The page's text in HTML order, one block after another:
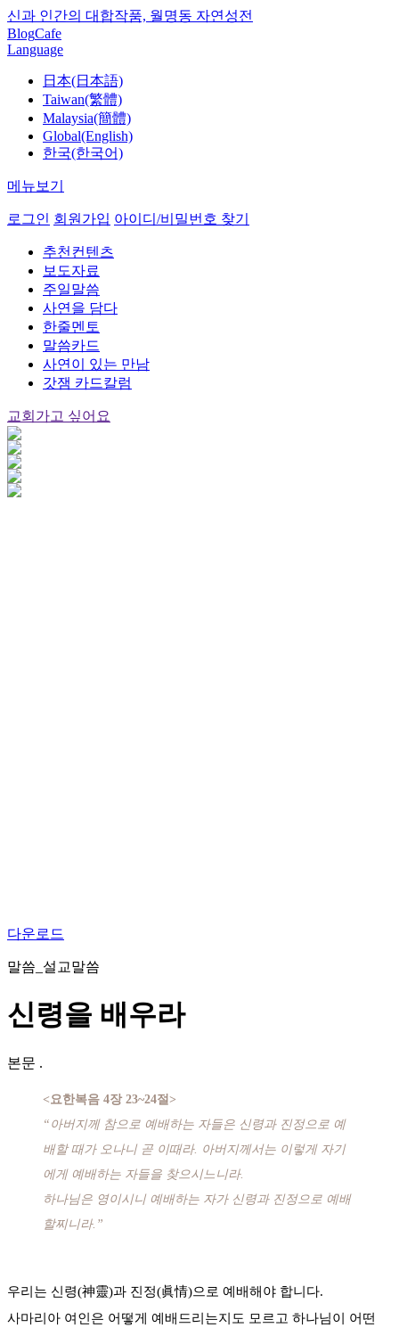
신과 인간의 대합작품, 월명동 자연성전
BlogCafe
Language
日本(日本語)
Taiwan(繁體)
Malaysia(簡體)
Global(English)
한국(한국어)
메뉴보기
로그인 회원가입 아이디/비밀번호 찾기
추천컨텐츠
보도자료
주일말씀
사연을 담다
한줄멘토
말씀카드
사연이 있는 만남
갓잼 카드칼럼
교회가고 싶어요
다운로드
말씀_설교말씀
신령을 배우라
본문 .
<요한복음 4장 23~24절>
“아버지께 참으로 예배하는 자들은 신령과 진정으로 예
배할 때가 오나니 곧 이때라. 아버지께서는 이렇게 자기
에게 예배하는 자들을 찾으시느니라.
하나님은 영이시니 예배하는 자가 신령과 진정으로 예배
할찌니라.”
우리는 신령(神靈)과 진정(眞情)으로 예배해야 합니다.
사마리아 여인은 어떻게 예배드리는지도 모르고 하나님이 어떤